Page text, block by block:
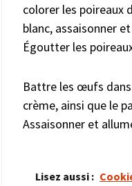
colorer les poireaux
blanc, assaisonner
Égoutter les
Battre les œufs
crème, ainsi que le
Assaisonner et
Lisez aussi :